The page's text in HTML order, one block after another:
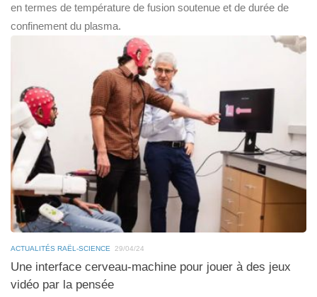
en termes de température de fusion soutenue et de durée de
confinement du plasma.
ACTUALITÉS RAËL-SCIENCE 29/04/24
Une interface cerveau-machine pour jouer à des jeux
vidéo par la pensée